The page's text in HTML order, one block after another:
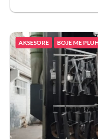
AKSESORË BOJË ME